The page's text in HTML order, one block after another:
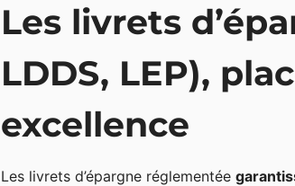
Les livrets
LDDS, LEP),
excellence
Les livrets d’épargne réglementée